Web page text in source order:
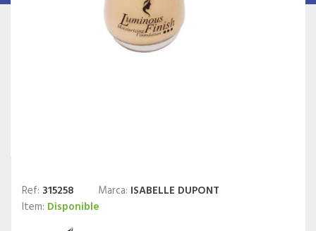
Ref: 315258 Marca: ISABELLE DUPONT
Item: Disponible